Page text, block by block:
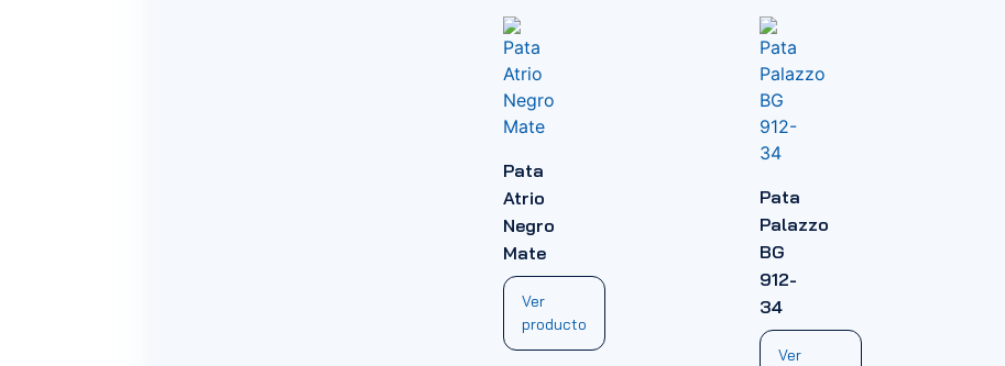
Pata
Atrio
Negro
Mate
Ver
producto
Pata
Palazzo
BG
912-
34
Ver